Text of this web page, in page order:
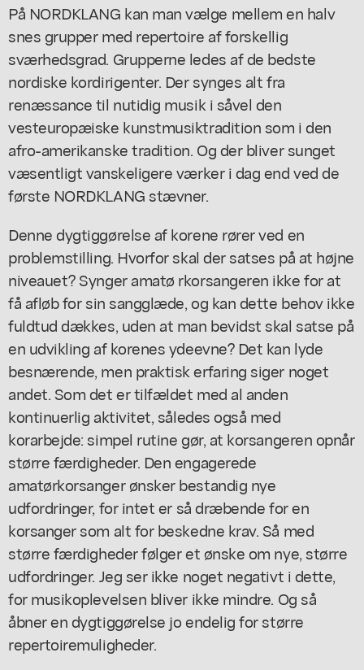
På NORDKLANG kan man vælge mellem en halv
snes grupper med repertoire af forskellig
sværhedsgrad. Grupperne ledes af de bedste
nordiske kordirigenter. Der synges alt fra
renæssance til nutidig musik i såvel den
vesteuropæiske kunstmusiktradition som i den
afro-amerikanske tradition. Og der bliver sunget
væsentligt vanskeligere værker i dag end ved de
første NORDKLANG stævner.
Denne dygtiggørelse af korene rører ved en
problemstilling. Hvorfor skal der satses på at højne
niveauet? Synger amatø rkorsangeren ikke for at
få afløb for sin sangglæde, og kan dette behov ikke
fuldtud dækkes, uden at man bevidst skal satse på
en udvikling af korenes ydeevne? Det kan lyde
besnærende, men praktisk erfaring siger noget
andet. Som det er tilfældet med al anden
kontinuerlig aktivitet, således også med
korarbejde: simpel rutine gør, at korsangeren opnår
større færdigheder. Den engagerede
amatørkorsanger ønsker bestandig nye
udfordringer, for intet er så dræbende for en
korsanger som alt for beskedne krav. Så med
større færdigheder følger et ønske om nye, større
udfordringer. Jeg ser ikke noget negativt i dette,
for musikoplevelsen bliver ikke mindre. Og så
åbner en dygtiggørelse jo endelig for større
repertoiremuligheder.